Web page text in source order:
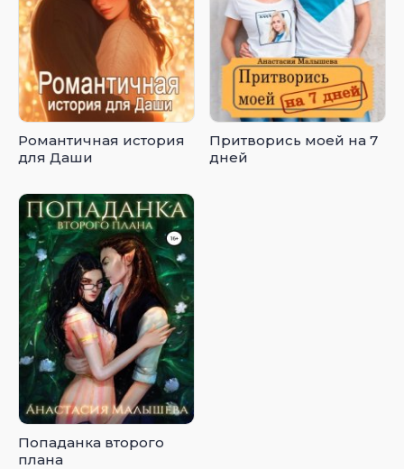
Романтичная история
для Даши
Притворись моей на 7
дней
Попаданка второго
плана